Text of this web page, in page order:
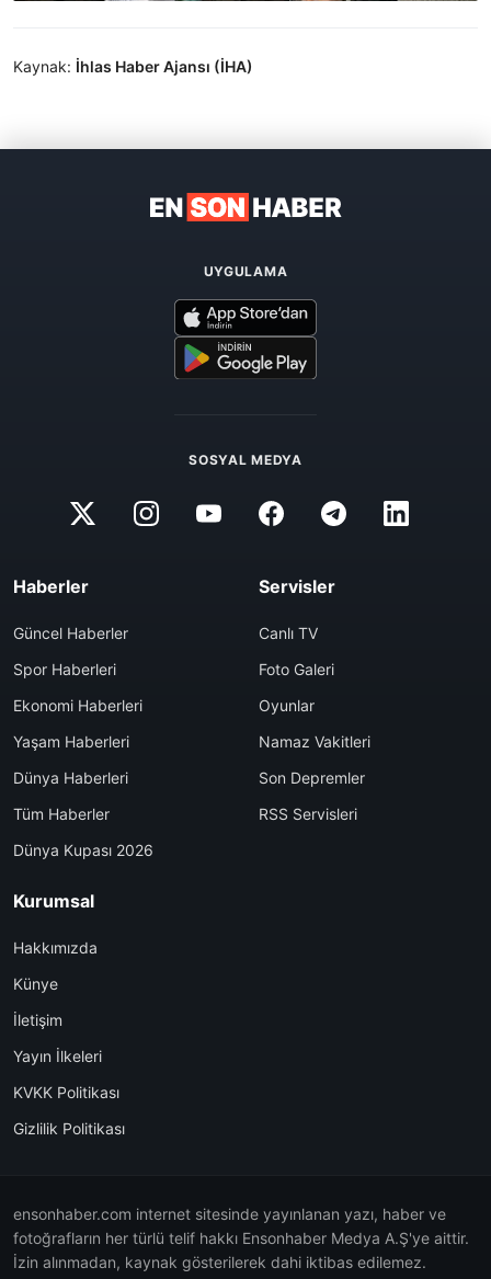
Kaynak: İhlas Haber Ajansı (İHA)
UYGULAMA
SOSYAL MEDYA
Haberler
Güncel Haberler
Spor Haberleri
Ekonomi Haberleri
Yaşam Haberleri
Dünya Haberleri
Tüm Haberler
Dünya Kupası 2026
Servisler
Canlı TV
Foto Galeri
Oyunlar
Namaz Vakitleri
Son Depremler
RSS Servisleri
Kurumsal
Hakkımızda
Künye
İletişim
Yayın İlkeleri
KVKK Politikası
Gizlilik Politikası
ensonhaber.com internet sitesinde yayınlanan yazı, haber ve
fotoğrafların her türlü telif hakkı Ensonhaber Medya A.Ş'ye aittir.
İzin alınmadan, kaynak gösterilerek dahi iktibas edilemez.